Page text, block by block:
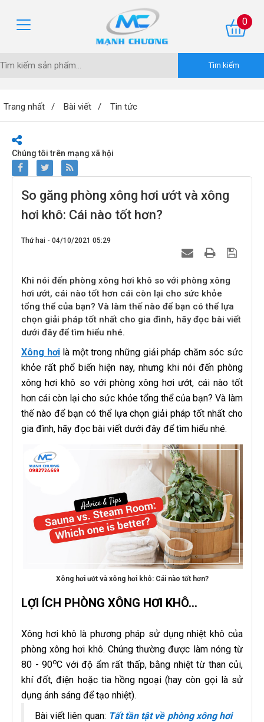
0
Trang nhất Bài viết Tin tức
Chúng tôi trên mạng xã hội
So găng phòng xông hơi ướt và xông
hơi khô: Cái nào tốt hơn?
Thứ hai - 04/10/2021 05:29
Khi nói đến phòng xông hơi khô so với phòng xông
hơi ướt, cái nào tốt hơn cái còn lại cho sức khỏe
tổng thể của bạn? Và làm thế nào để bạn có thể lựa
chọn giải pháp tốt nhất cho gia đình, hãy đọc bài viết
dưới đây để tìm hiểu nhé.
Xông hơilà một trong những giải pháp chăm sóc sức
khỏe rất phổ biến hiện nay, nhưng khi nói đến phòng
xông hơi khô so với phòng xông hơi ướt, cái nào tốt
hơn cái còn lại cho sức khỏe tổng thể của bạn? Và làm
thế nào để bạn có thể lựa chọn giải pháp tốt nhất cho
gia đình, hãy đọc bài viết dưới đây để tìm hiểu nhé.
Xông hơi ướt và xông hơi khô: Cái nào tốt hơn?
LỢI ÍCH PHÒNG XÔNG HƠI KHÔ...
Xông hơi khô là phương pháp sử dụng nhiệt khô của
phòng xông hơi khô. Chúng thường được làm nóng từ
80 - 90oC với độ ẩm rất thấp, bằng nhiệt từ than củi,
khí đốt, điện hoặc tia hồng ngoại (hay còn gọi là sử
dụng ánh sáng để tạo nhiệt).
Bài viết liên quan: Tất tần tật về phòng xông hơi